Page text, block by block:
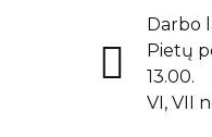
Darbo
Pietų
13.00.
VI, VII